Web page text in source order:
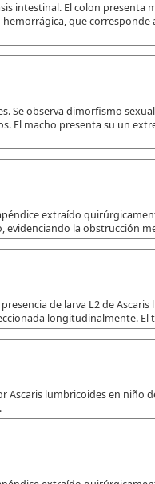
intestinal. El colon
que
Se observa dimorfismo
El macho presenta su un
extraído
la obstrucción
de larva L2 de Ascaris
longitudinalmente.
Ascaris lumbricoides en niño